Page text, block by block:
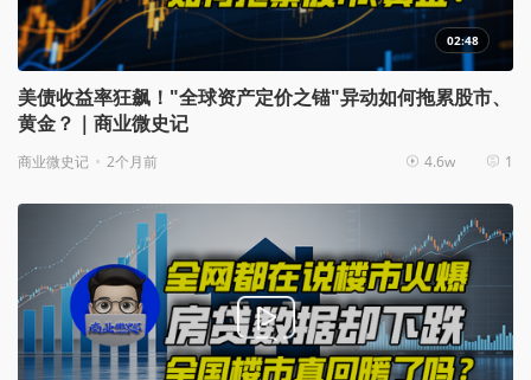
02:48
美债收益率狂飙！"全球资产定价之锚"异动如何拖累股市、
黄金？｜商业微史记
商业微史记 2个月前 4.6w 1